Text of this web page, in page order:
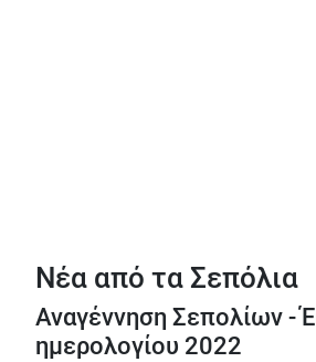
Νέα από τα Σεπόλια
Αναγέννηση Σεπολίων -
ημερολογίου 2022